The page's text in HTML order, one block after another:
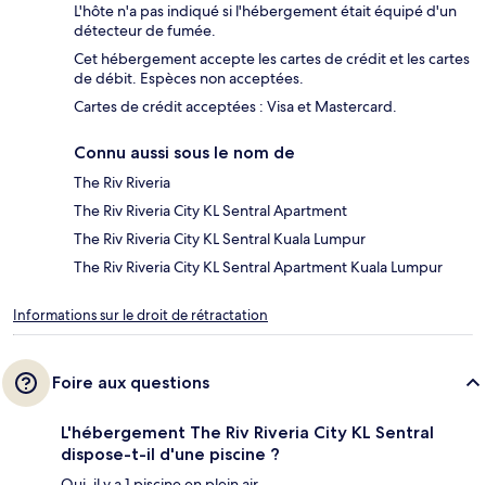
L'hôte n'a pas indiqué si l'hébergement était équipé d'un
détecteur de fumée.
Cet hébergement accepte les cartes de crédit et les cartes
de débit. Espèces non acceptées.
Cartes de crédit acceptées : Visa et Mastercard.
Connu aussi sous le nom de
The Riv Riveria
The Riv Riveria City KL Sentral Apartment
The Riv Riveria City KL Sentral Kuala Lumpur
The Riv Riveria City KL Sentral Apartment Kuala Lumpur
Informations sur le droit de rétractation
Foire aux questions
L'hébergement The Riv Riveria City KL Sentral
dispose-t-il d'une piscine ?